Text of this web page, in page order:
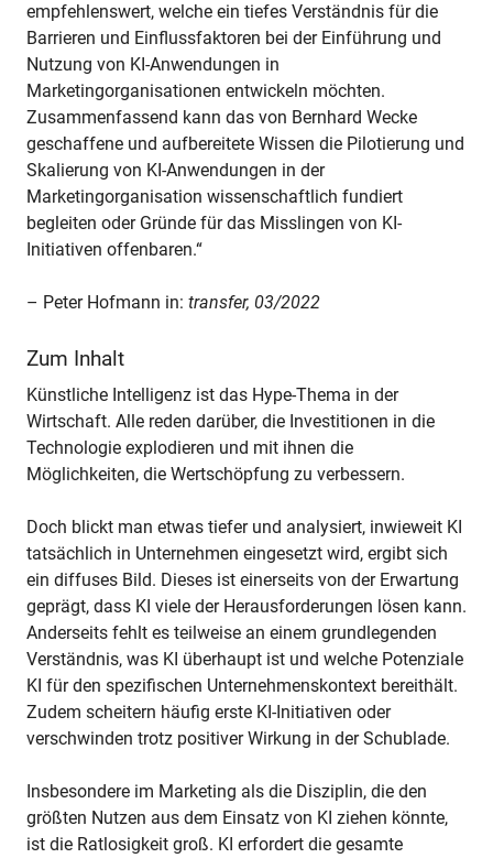
empfehlenswert, welche ein tiefes Verständnis für die
Barrieren und Einflussfaktoren bei der Einführung und
Nutzung von KI-Anwendungen in
Marketingorganisationen entwickeln möchten.
Zusammenfassend kann das von Bernhard Wecke
geschaffene und aufbereitete Wissen die Pilotierung und
Skalierung von KI-Anwendungen in der
Marketingorganisation wissenschaftlich fundiert
begleiten oder Gründe für das Misslingen von KI-
Initiativen offenbaren.“
– Peter Hofmann in: transfer, 03/2022
Zum Inhalt
Künstliche Intelligenz ist das Hype-Thema in der
Wirtschaft. Alle reden darüber, die Investitionen in die
Technologie explodieren und mit ihnen die
Möglichkeiten, die Wertschöpfung zu verbessern.
Doch blickt man etwas tiefer und analysiert, inwieweit KI
tatsächlich in Unternehmen eingesetzt wird, ergibt sich
ein diffuses Bild. Dieses ist einerseits von der Erwartung
geprägt, dass KI viele der Herausforderungen lösen kann.
Anderseits fehlt es teilweise an einem grundlegenden
Verständnis, was KI überhaupt ist und welche Potenziale
KI für den spezifischen Unternehmenskontext bereithält.
Zudem scheitern häufig erste KI-Initiativen oder
verschwinden trotz positiver Wirkung in der Schublade.
Insbesondere im Marketing als die Disziplin, die den
größten Nutzen aus dem Einsatz von KI ziehen könnte,
ist die Ratlosigkeit groß. KI erfordert die gesamte